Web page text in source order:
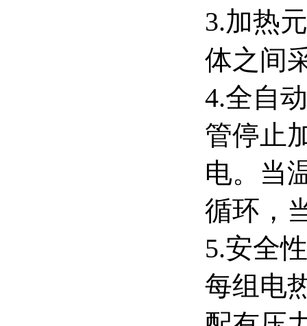
3.加热
体之间
4.全自
管停止
电。当
循环，
5.安全
每组电